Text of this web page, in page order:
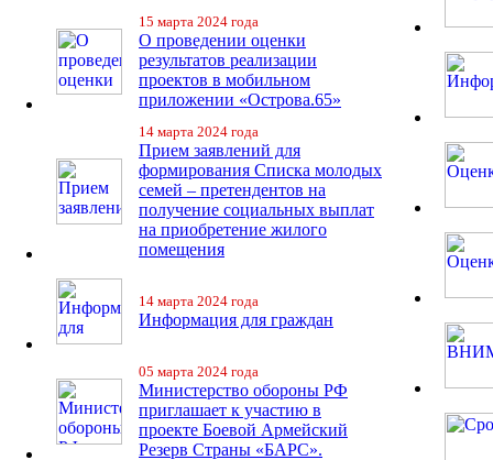
15 марта 2024 года
О проведении оценки
результатов реализации
проектов в мобильном
приложении «Острова.65»
14 марта 2024 года
Прием заявлений для
формирования Списка молодых
семей – претендентов на
получение социальных выплат
на приобретение жилого
помещения
14 марта 2024 года
Информация для граждан
05 марта 2024 года
Министерство обороны РФ
приглашает к участию в
проекте Боевой Армейский
Резерв Страны «БАРС».